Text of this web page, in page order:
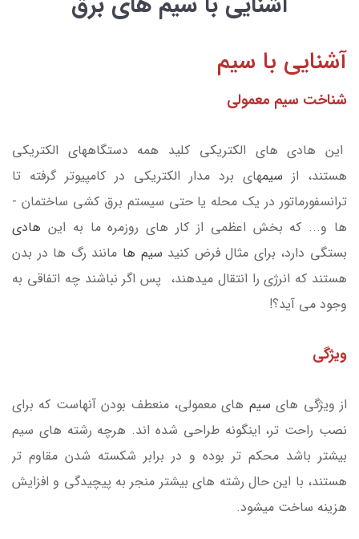
آشنایی با سیم
شناخت سیم معمولی
این هادی­ های الکتریکی کلید همه دستگاه­های الکتریکی
هستند، از سیمهای برد مدار الکتریکی در کامپیوتر گرفته تا
ترانسفورماتور در یک محله یا حتی سیستم برق­ کشی ساختمان ­
ها و... که بخش اعظمی از کار های روزمره ما به این هادی
بستگی دارد، برای مثال فرض کنید سیم ها مانند رگ ها در بدن
هستند که انرژی را انتقال میدهند، پس اگر نباشند چه اتفاقی به
وجود می آید؟!
ویژگی
از ویژگی­ های سیم ­ های معمولی، منعطف بودن آن­هاست که برای
نصب راحت­ تر، اینگونه طراحی شده­ اند. هرچه رشته ­های سیم
بیشتر باشد محکم ­تر بوده و در برابر شکسته شدن مقاوم ­تر
هستند، با این حال رشته­ های بیشتر منجر به پیچیدگی و افزایش
هزینه ساخت می­شود.